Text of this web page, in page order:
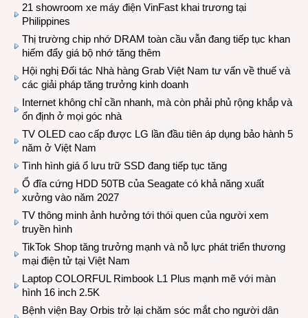
21 showroom xe máy điện VinFast khai trương tại
Philippines
Thị trường chip nhớ DRAM toàn cầu vẫn đang tiếp tục khan
hiếm đẩy giá bộ nhớ tăng thêm
Hội nghị Đối tác Nhà hàng Grab Việt Nam tư vấn về thuế và
các giải pháp tăng trưởng kinh doanh
Internet không chỉ cần nhanh, mà còn phải phủ rộng khắp và
ổn định ở mọi góc nhà
TV OLED cao cấp được LG lần đầu tiên áp dụng bảo hành 5
năm ở Việt Nam
Tình hình giá ổ lưu trữ SSD đang tiếp tục tăng
Ổ đĩa cứng HDD 50TB của Seagate có khả năng xuất
xưởng vào năm 2027
TV thông minh ảnh hưởng tới thói quen của người xem
truyền hình
TikTok Shop tăng trưởng mạnh và nỗ lực phát triển thương
mại điện tử tại Việt Nam
Laptop COLORFUL Rimbook L1 Plus mạnh mẽ với màn
hình 16 inch 2.5K
Bệnh viện Bay Orbis trở lại chăm sóc mắt cho người dân